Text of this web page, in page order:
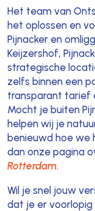
Het team van
het oplossen en
Pijnacker en
Keijzershof,
strategische
zelfs binnen een
transparant tarief
Mocht je buiten
helpen wij je
benieuwd hoe we
dan onze pagina
Rotterdam.
Wil je snel jouw
dat je er voorlopig